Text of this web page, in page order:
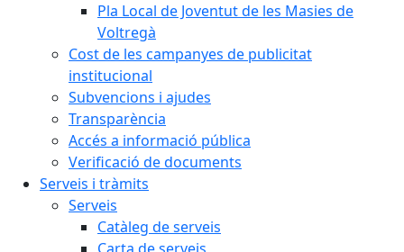
Pla Local de Joventut de les Masies de
Voltregà
Cost de les campanyes de publicitat
institucional
Subvencions i ajudes
Transparència
Accés a informació pública
Verificació de documents
Serveis i tràmits
Serveis
Catàleg de serveis